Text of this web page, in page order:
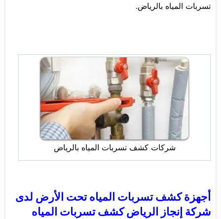
تسربات المياه بالرياض.
شركات كشف تسربات المياه بالرياض
أجهزة كشف تسربات المياه تحت الأرض لدى
شركة إنجاز الرياض كشف تسربات المياه